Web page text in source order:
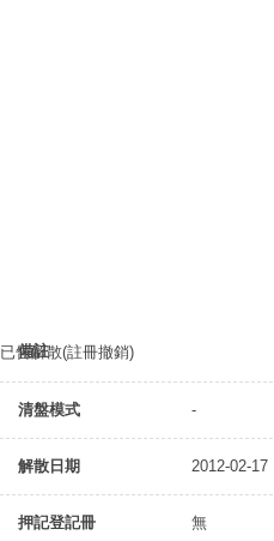
備註
已告解散(註冊撤銷)
清盤模式 -
解散日期 2012-02-17
押記登記冊 無